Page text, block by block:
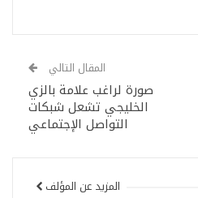
المقال التالي
صورة لراغب علامة بالزي
الخليجي تشعل شبكات
التواصل الإجتماعي
المزيد عن المؤلف